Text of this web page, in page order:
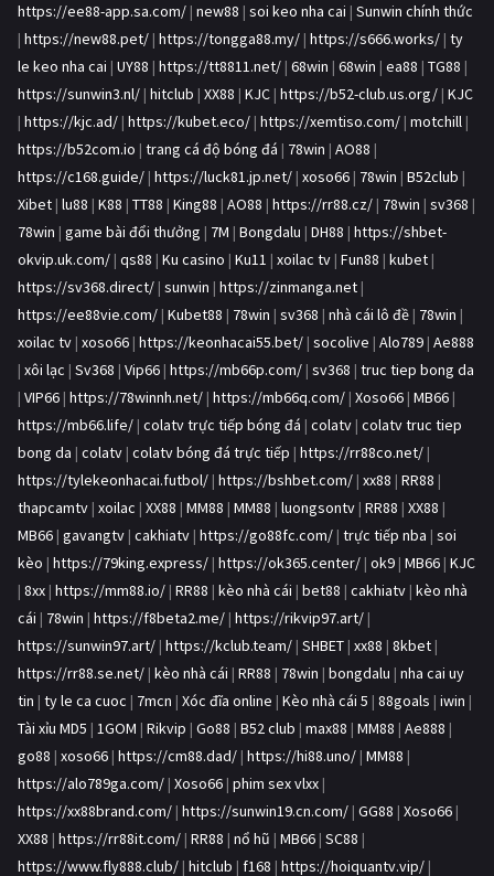
https://ee88-app.sa.com/ | new88 | soi keo nha cai | Sunwin chính thức
| https://new88.pet/ | https://tongga88.my/ | https://s666.works/ | ty
le keo nha cai | UY88 | https://tt8811.net/ | 68win | 68win | ea88 | TG88 |
https://sunwin3.nl/ | hitclub | XX88 | KJC | https://b52-club.us.org/ | KJC
| https://kjc.ad/ | https://kubet.eco/ | https://xemtiso.com/ | motchill |
https://b52com.io | trang cá độ bóng đá | 78win | AO88 |
https://c168.guide/ | https://luck81.jp.net/ | xoso66 | 78win | B52club |
Xibet | lu88 | K88 | TT88 | King88 | AO88 | https://rr88.cz/ | 78win | sv368 |
78win | game bài đổi thưởng | 7M | Bongdalu | DH88 | https://shbet-
okvip.uk.com/ | qs88 | Ku casino | Ku11 | xoilac tv | Fun88 | kubet |
https://sv368.direct/ | sunwin | https://zinmanga.net |
https://ee88vie.com/ | Kubet88 | 78win | sv368 | nhà cái lô đề | 78win |
xoilac tv | xoso66 | https://keonhacai55.bet/ | socolive | Alo789 | Ae888
| xôi lạc | Sv368 | Vip66 | https://mb66p.com/ | sv368 | truc tiep bong da
| VIP66 | https://78winnh.net/ | https://mb66q.com/ | Xoso66 | MB66 |
https://mb66.life/ | colatv trực tiếp bóng đá | colatv | colatv truc tiep
bong da | colatv | colatv bóng đá trực tiếp | https://rr88co.net/ |
https://tylekeonhacai.futbol/ | https://bshbet.com/ | xx88 | RR88 |
thapcamtv | xoilac | XX88 | MM88 | MM88 | luongsontv | RR88 | XX88 |
MB66 | gavangtv | cakhiatv | https://go88fc.com/ | trực tiếp nba | soi
kèo | https://79king.express/ | https://ok365.center/ | ok9 | MB66 | KJC
| 8xx | https://mm88.io/ | RR88 | kèo nhà cái | bet88 | cakhiatv | kèo nhà
cái | 78win | https://f8beta2.me/ | https://rikvip97.art/ |
https://sunwin97.art/ | https://kclub.team/ | SHBET | xx88 | 8kbet |
https://rr88.se.net/ | kèo nhà cái | RR88 | 78win | bongdalu | nha cai uy
tin | ty le ca cuoc | 7mcn | Xóc đĩa online | Kèo nhà cái 5 | 88goals | iwin |
Tài xỉu MD5 | 1GOM | Rikvip | Go88 | B52 club | max88 | MM88 | Ae888 |
go88 | xoso66 | https://cm88.dad/ | https://hi88.uno/ | MM88 |
https://alo789ga.com/ | Xoso66 | phim sex vlxx |
https://xx88brand.com/ | https://sunwin19.cn.com/ | GG88 | Xoso66 |
XX88 | https://rr88it.com/ | RR88 | nổ hũ | MB66 | SC88 |
https://www.fly888.club/ | hitclub | f168 | https://hoiquantv.vip/ |